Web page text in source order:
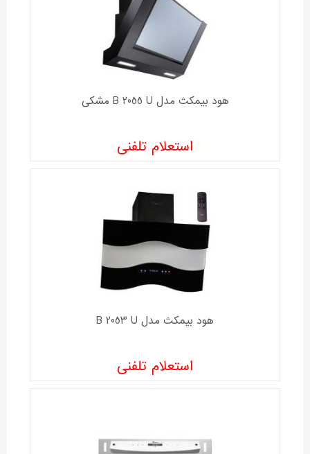
هود بیمکث مدل B 2055 U مشکی
استعلام تلفنی
هود بیمکث مدل B 2053 U
استعلام تلفنی